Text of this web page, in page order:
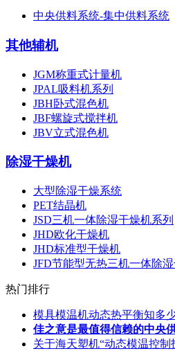
中央供料系统-集中供料系统
其他辅机
JGM称重式计量机
JPAL吸料机系列
JBH卧式混色机
JBF螺旋式搅拌机
JBV立式混色机
除湿干燥机
大型除湿干燥系统
PET结晶机
JSD三机一体除湿干燥机系列
JHD欧化干燥机
JHD标准型干燥机
JFD节能型无热三机一体除
热门排行
模具模温机动态热平衡知多
佳之意是最值得信赖的中央
关于海天塑机“动态模温控